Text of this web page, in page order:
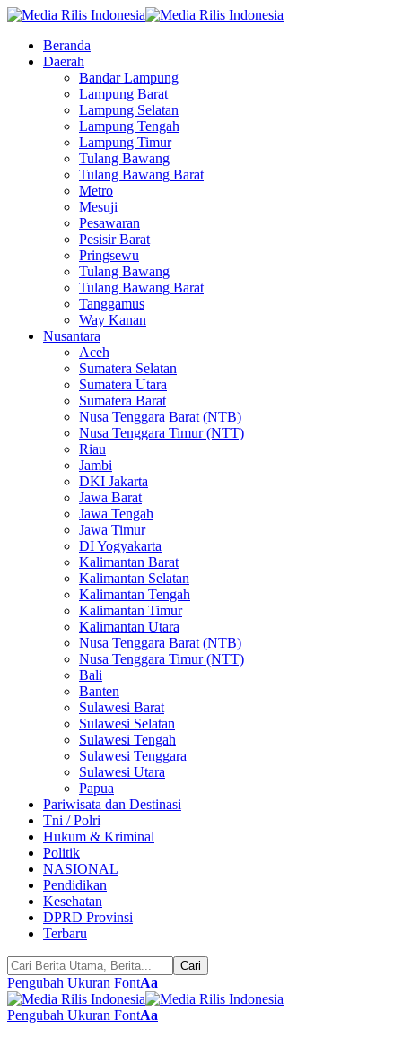
Beranda
Daerah
Bandar Lampung
Lampung Barat
Lampung Selatan
Lampung Tengah
Lampung Timur
Tulang Bawang
Tulang Bawang Barat
Metro
Mesuji
Pesawaran
Pesisir Barat
Pringsewu
Tulang Bawang
Tulang Bawang Barat
Tanggamus
Way Kanan
Nusantara
Aceh
Sumatera Selatan
Sumatera Utara
Sumatera Barat
Nusa Tenggara Barat (NTB)
Nusa Tenggara Timur (NTT)
Riau
Jambi
DKI Jakarta
Jawa Barat
Jawa Tengah
Jawa Timur
DI Yogyakarta
Kalimantan Barat
Kalimantan Selatan
Kalimantan Tengah
Kalimantan Timur
Kalimantan Utara
Nusa Tenggara Barat (NTB)
Nusa Tenggara Timur (NTT)
Bali
Banten
Sulawesi Barat
Sulawesi Selatan
Sulawesi Tengah
Sulawesi Tenggara
Sulawesi Utara
Papua
Pariwisata dan Destinasi
Tni / Polri
Hukum & Kriminal
Politik
NASIONAL
Pendidikan
Kesehatan
DPRD Provinsi
Terbaru
Pengubah Ukuran FontAa
Pengubah Ukuran FontAa